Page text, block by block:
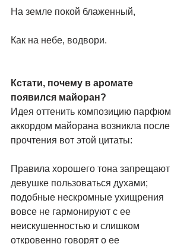
На земле покой блаженный,
Как на небе, водвори.
Кстати, почему в аромате
появился майоран?
Идея оттенить композицию парфюм
аккордом майорана возникла после
прочтения вот этой цитаты:
Правила хорошего тона запрещают
девушке пользоваться духами;
подобные нескромные ухищрения
вовсе не гармонируют с ее
неискушенностью и слишком
откровенно говорят о ее